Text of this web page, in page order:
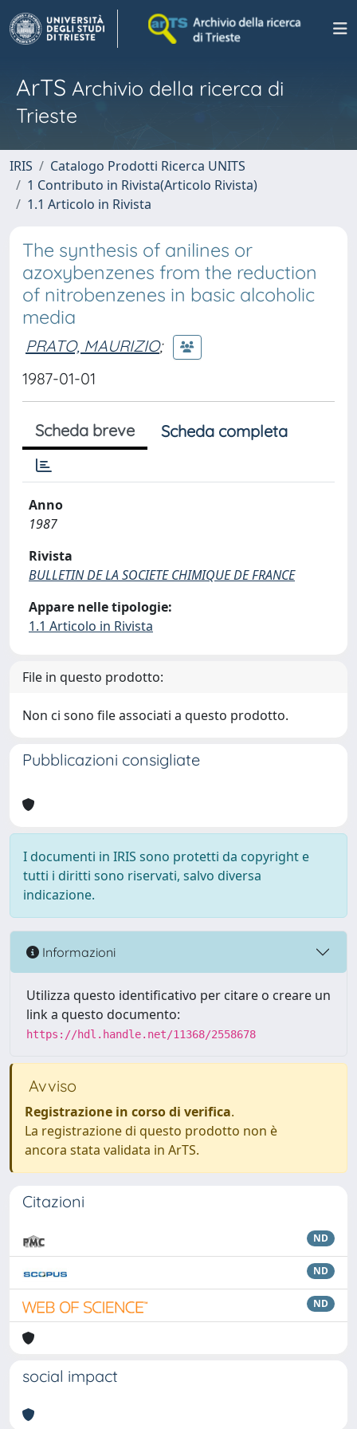
ArTS Archivio della ricerca di
Trieste
IRIS
Catalogo Prodotti Ricerca UNITS
1 Contributo in Rivista(Articolo Rivista)
1.1 Articolo in Rivista
The synthesis of anilines or
azoxybenzenes from the reduction
of nitrobenzenes in basic alcoholic
media
PRATO, MAURIZIO;
1987-01-01
Scheda breve Scheda completa
Anno
1987
Rivista
BULLETIN DE LA SOCIETE CHIMIQUE DE FRANCE
Appare nelle tipologie:
1.1 Articolo in Rivista
File in questo prodotto:
Non ci sono file associati a questo prodotto.
Pubblicazioni consigliate
I documenti in IRIS sono protetti da copyright e
tutti i diritti sono riservati, salvo diversa
indicazione.
Informazioni
Utilizza questo identificativo per citare o creare un
link a questo documento:
https://hdl.handle.net/11368/2558678
Avviso
Registrazione in corso di verifica.
La registrazione di questo prodotto non è
ancora stata validata in ArTS.
Citazioni
ND
ND
ND
social impact